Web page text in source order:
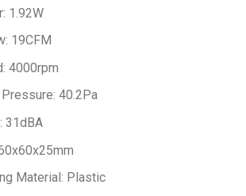
1.92W
19CFM
4000rpm
40.2Pa
31dBA
Material: Plastic